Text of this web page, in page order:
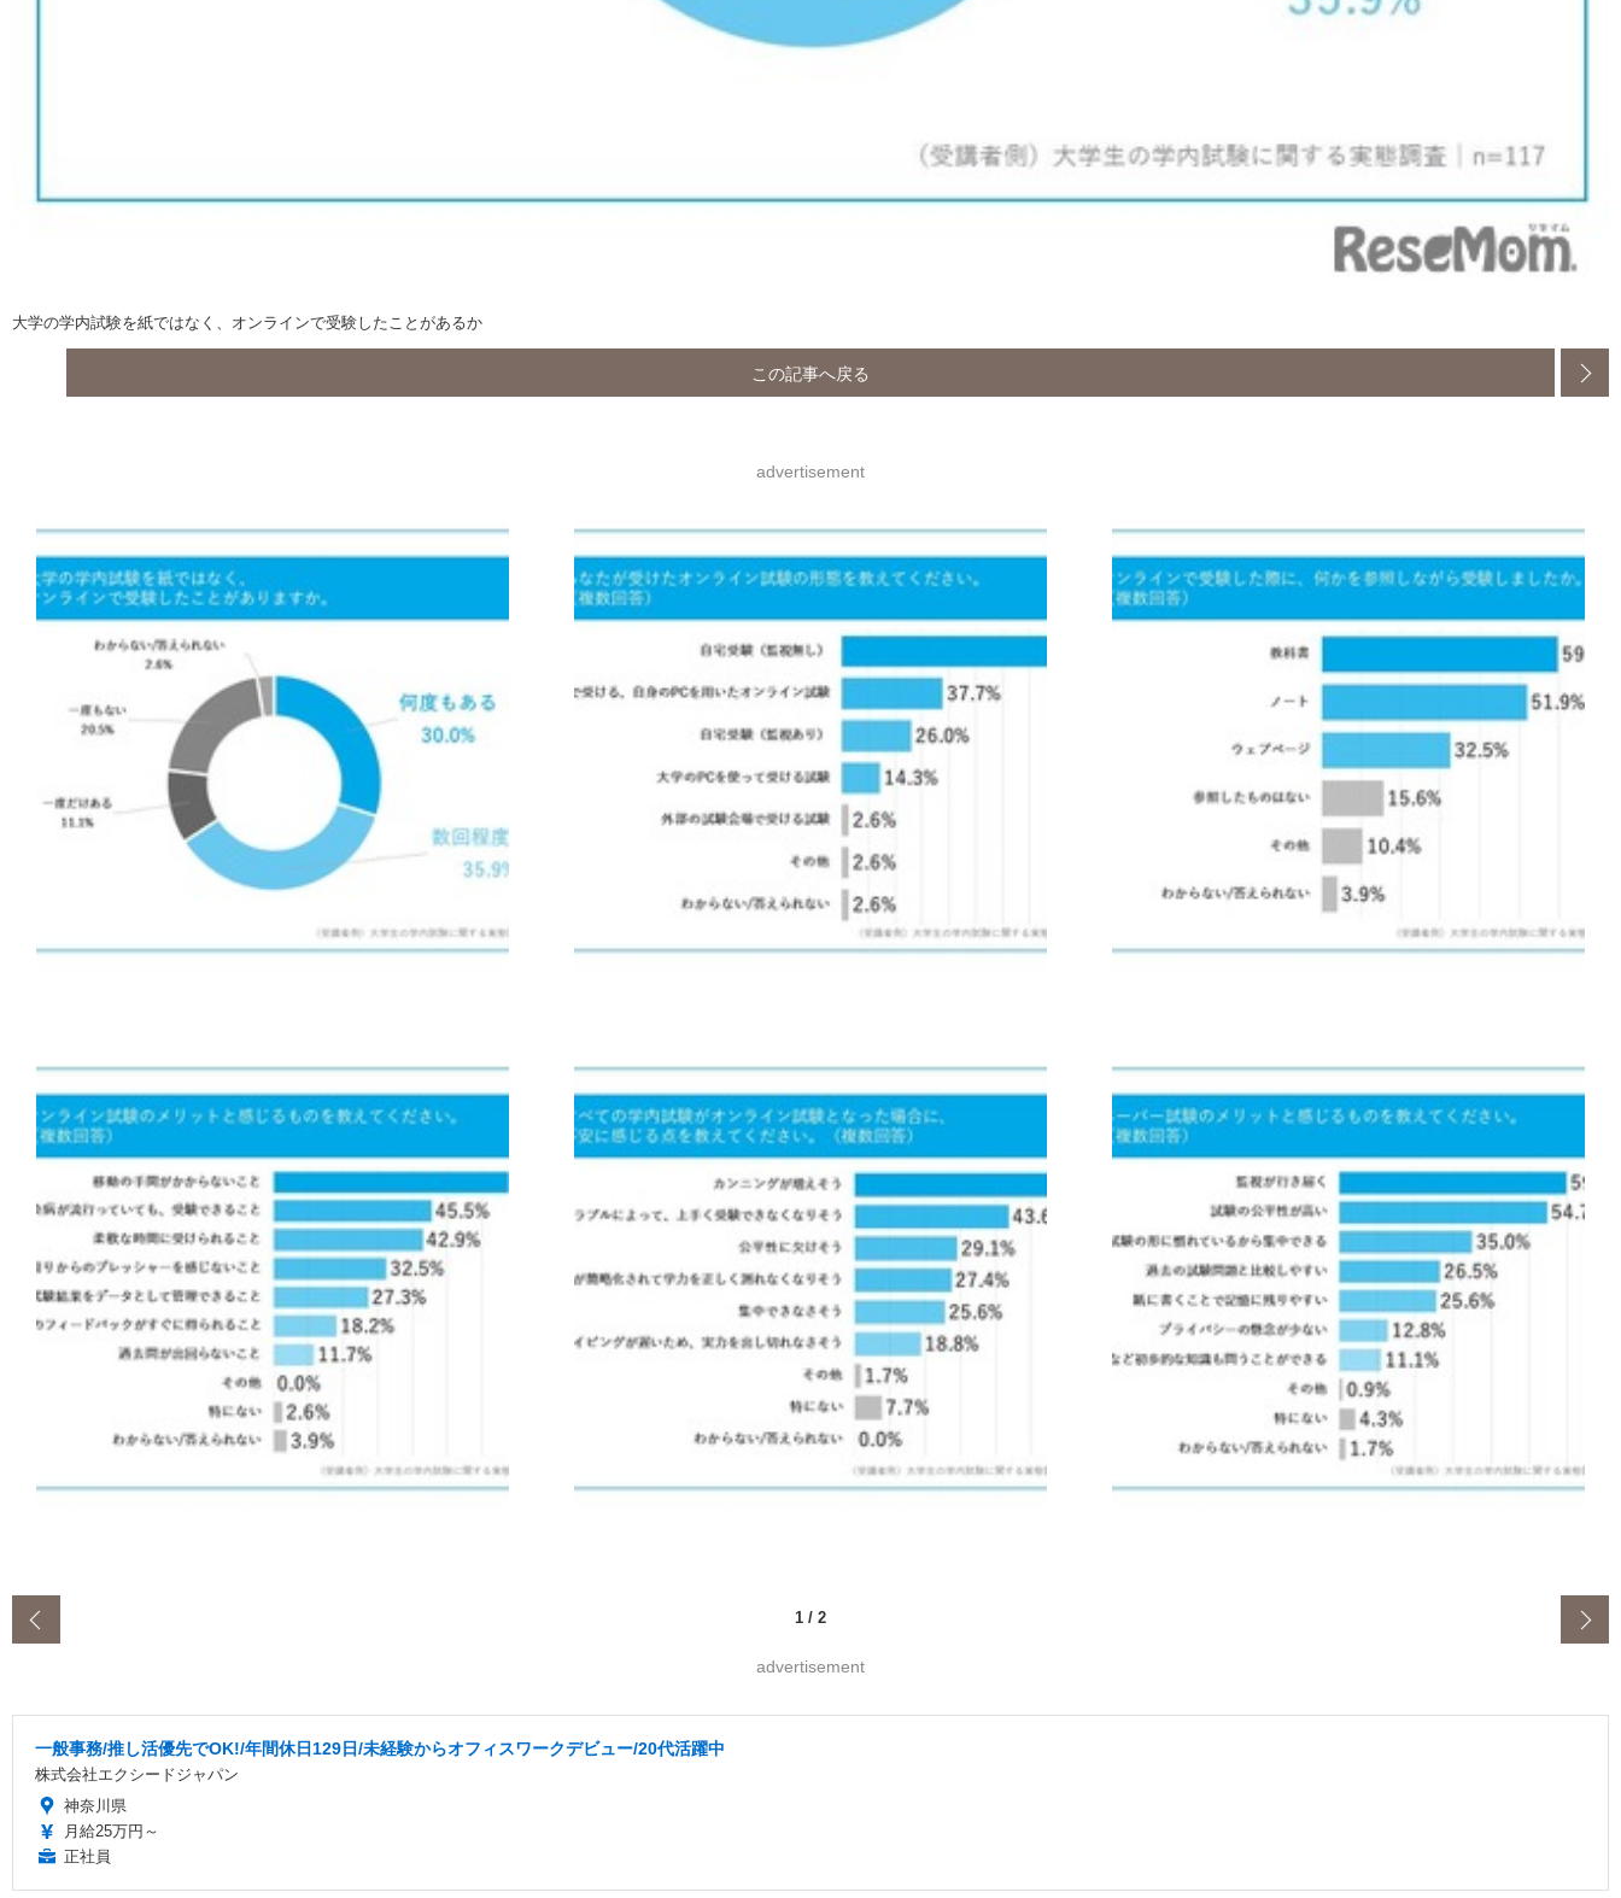
大学の学内試験を紙ではなく、オンラインで受験したことがあるか
この記事へ戻る
advertisement
1 / 2
advertisement
一般事務/推し活優先でOK!/年間休日129日/未経験からオフィスワークデビュー/20代活躍中
株式会社エクシードジャパン
神奈川県
月給25万円～
正社員